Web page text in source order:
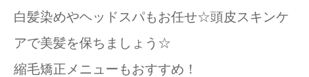
白髪染めやヘッドスパもお任せ☆頭皮スキンケ
アで美髪を保ちましょう☆
縮毛矯正メニューもおすすめ！